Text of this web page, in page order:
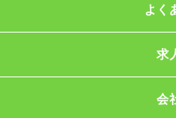
よく
求
会